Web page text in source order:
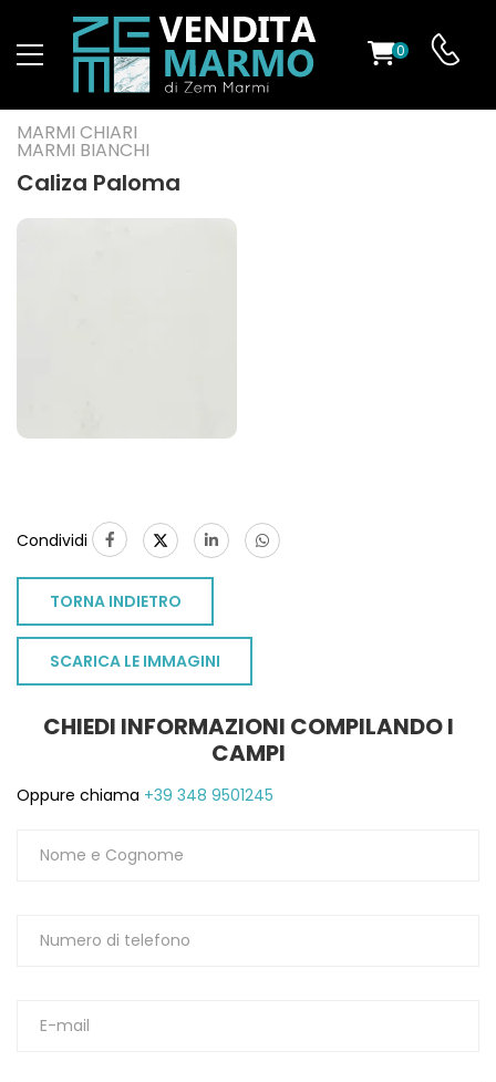
0
MARMI CHIARI
MARMI BIANCHI
Caliza Paloma
Condividi
TORNA INDIETRO
SCARICA LE IMMAGINI
CHIEDI INFORMAZIONI COMPILANDO I
CAMPI
Oppure chiama +39 348 9501245